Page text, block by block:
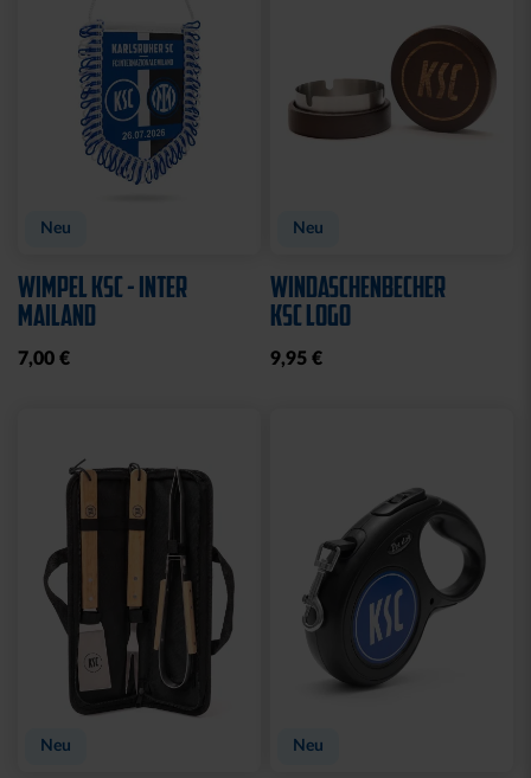
Neu
WIMPEL KSC - INTER
MAILAND
7,00 €
Neu
WINDASCHENBECHER
KSC LOGO
9,95 €
Neu Neu